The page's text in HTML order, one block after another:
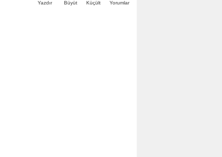
Yazdır Büyüt Küçült Yorumlar